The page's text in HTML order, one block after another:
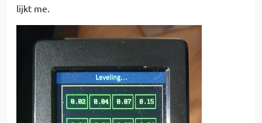
lijkt me.